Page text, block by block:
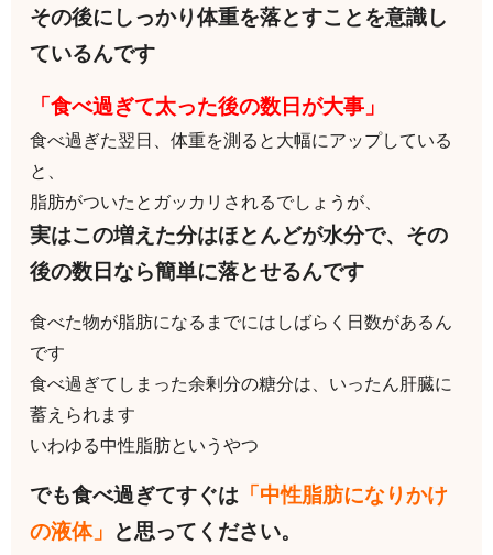
その後にしっかり体重を落とすことを意識し
ているんです
「食べ過ぎて太った後の数日が大事」
食べ過ぎた翌日、体重を測ると大幅にアップしている
と、
脂肪がついたとガッカリされるでしょうが、
実はこの増えた分はほとんどが水分で、その
後の数日なら簡単に落とせるんです
食べた物が脂肪になるまでにはしばらく日数があるん
です
食べ過ぎてしまった余剰分の糖分は、いったん肝臓に
蓄えられます
いわゆる中性脂肪というやつ
でも食べ過ぎてすぐは 「中性脂肪になりかけ
の液体」 と思ってください。